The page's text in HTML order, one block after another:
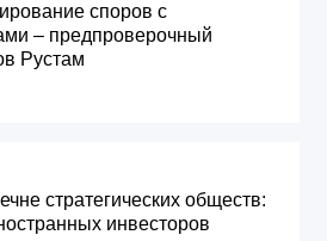
споров с
– предпроверочный
Рустам
стратегических обществ:
инвесторов